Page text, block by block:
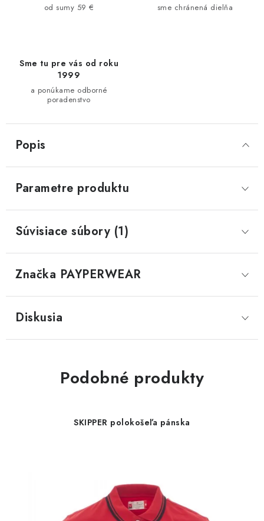
od sumy 59 € sme chránená dielňa
Sme tu pre vás od roku
1999
a ponúkame odborné
poradenstvo
Popis
Parametre produktu
Súvisiace súbory (1)
Značka PAYPERWEAR
Diskusia
Podobné produkty
SKIPPER polokošeľa pánska